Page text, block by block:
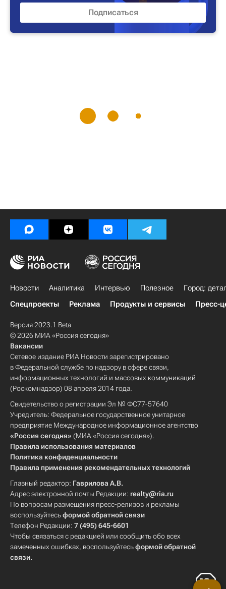
Новости Аналитика Интервью Полезное
Город:
Спецпроекты
Реклама Продукты и сервисы Пресс-
Версия 2023.1 Beta
© 2026 МИА «Россия сегодня»
Вакансии
Сетевое издание РИА Новости зарегистрировано
в Федеральной службе по надзору в сфере связи,
информационных технологий и массовых коммуникаций
(Роскомнадзор) 08 апреля 2014 года.
Свидетельство о регистрации Эл № ФС77-57640
Учредитель: Федеральное государственное унитарное
предприятие Международное информационное агентство
«Россия сегодня» (МИА «Россия сегодня»).
Правила использования материалов
Политика конфиденциальности
Правила применения рекомендательных технологий
Главный редактор: Гаврилова А.В.
Адрес электронной почты Редакции: realty@ria.ru
По вопросам размещения пресс-релизов и рекламы
воспользуйтесьформой обратной связи
Телефон Редакции: 7 (495) 645-6601
Чтобы связаться с редакцией или сообщить обо всех
замеченных ошибках, воспользуйтесьформой обратной
связи.